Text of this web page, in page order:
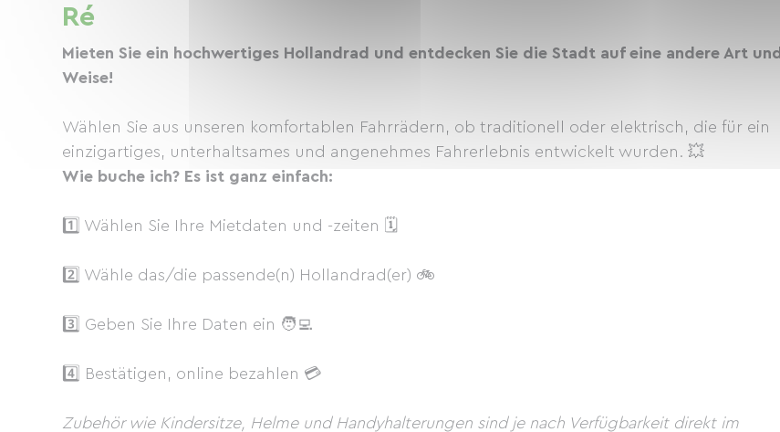
Ré
Mieten Sie ein hochwertiges Hollandrad und entdecken Sie die Stadt auf eine andere Art und
Weise!
Wählen Sie aus unseren komfortablen Fahrrädern, ob traditionell oder elektrisch, die für ein
einzigartiges, unterhaltsames und angenehmes Fahrerlebnis entwickelt wurden. 💥
Wie buche ich? Es ist ganz einfach:
1️⃣ Wählen Sie Ihre Mietdaten und -zeiten 🗓
2️⃣ Wähle das/die passende(n) Hollandrad(er) 🚲
3️⃣ Geben Sie Ihre Daten ein 🧑‍💻
4️⃣ Bestätigen, online bezahlen 💳
Zubehör wie Kindersitze, Helme und Handyhalterungen sind je nach Verfügbarkeit direkt im